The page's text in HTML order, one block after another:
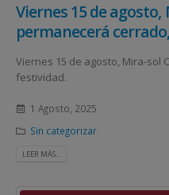
Viernes 15 de
permanecerá
Viernes 15 de agosto, Mira-sol
festividad.
1 Agosto, 2025
Sin categorizar
LEER MÁS...